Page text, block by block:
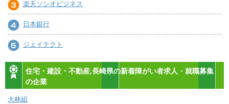
楽天ソシオビジネス
日本銀行
ジェイテクト
住宅・建設・不動産,長崎県の新着障がい者求人・就職募集
の企業
大林組